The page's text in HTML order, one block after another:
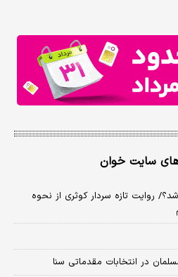
سایت خوان
روایت تازه سردار کوثری از نحوه
در انتخابات مقدماتی سنا